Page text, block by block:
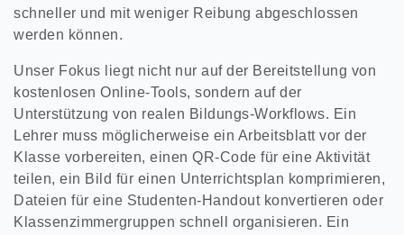
schneller und mit weniger Reibung abgeschlossen
werden können.
Unser Fokus liegt nicht nur auf der Bereitstellung von
kostenlosen Online-Tools, sondern auf der
Unterstützung von realen Bildungs-Workflows. Ein
Lehrer muss möglicherweise ein Arbeitsblatt vor der
Klasse vorbereiten, einen QR-Code für eine Aktivität
teilen, ein Bild für einen Unterrichtsplan komprimieren,
Dateien für eine Studenten-Handout konvertieren oder
Klassenzimmergruppen schnell organisieren. Ein